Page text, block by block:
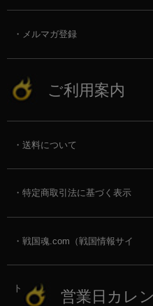
メルマガ登録
ご利用案内
送料について
特定商取引法に基づく表示
戦国魂.com（戦国情報サイ
ト） 営業日カレ